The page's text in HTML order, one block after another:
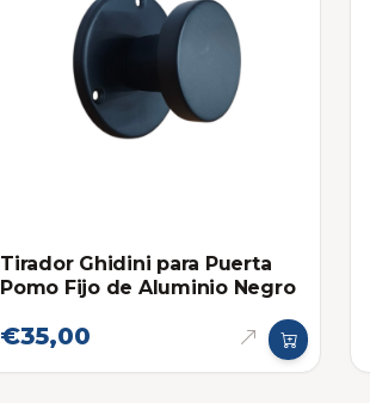
Tirador Ghidini para Puerta
Pomo Fijo de Aluminio Negro
€35,00